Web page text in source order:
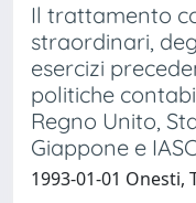
Il trattamento
straordinari,
esercizi
politiche
Regno Unito,
Giappone e
1993-01-01 Onesti,